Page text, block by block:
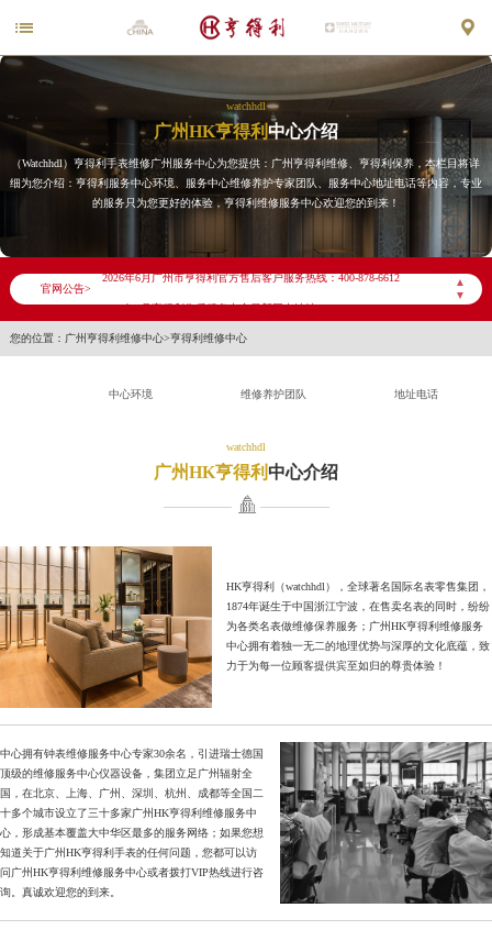
 
watchhdl
广州HK亨得利中心介绍
（Watchhdl）亨得利手表维修广州服务中心为您提供：广州亨得利维修、亨得利保养，本栏目将详
细为您介绍：亨得利服务中心环境、服务中心维修养护专家团队、服务中心地址电话等内容，专业
的服务只为您更好的体验，亨得利维修服务中心欢迎您的到来！
官网公告>
▲
▼
2026年6月亨得利广州市售后服务网络优化升级公告
2026年6月广州市亨得利官方售后客户服务热线：400-878-6612
2026年6月亨得利售后服务中心最新网点地址：
广东省广州市天河区天河路230号万菱汇国际中心A塔7层704室亨得利售后服务中心（需提前预约）
节假日正常营业！
您的位置： 广州亨得利维修中心>亨得利维修中心
中心环境 维修养护团队 地址电话
watchhdl
广州HK亨得利 中心介绍
HK亨得利（watchhdl），全球著名国际名表零售集团，
1874年诞生于中国浙江宁波，在售卖名表的同时，纷纷
为各类名表做维修保养服务；广州HK亨得利维修服务
中心拥有着独一无二的地理优势与深厚的文化底蕴，致
力于为每一位顾客提供宾至如归的尊贵体验！
中心拥有钟表维修服务中心专家30余名，引进瑞士德国
顶级的维修服务中心仪器设备，集团立足广州辐射全
国，在北京、上海、广州、深圳、杭州、成都等全国二
十多个城市设立了三十多家广州HK亨得利维修服务中
心，形成基本覆盖大中华区最多的服务网络；如果您想
知道关于广州HK亨得利手表的任何问题，您都可以访
问广州HK亨得利维修服务中心或者拨打VIP热线进行咨
询。真诚欢迎您的到来。